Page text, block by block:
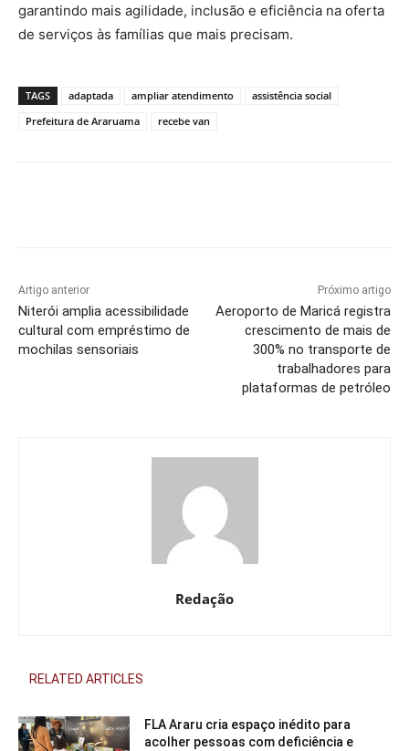
garantindo mais agilidade, inclusão e eficiência na oferta
de serviços às famílias que mais precisam.
TAGS adaptada ampliar atendimento
assistência social
Prefeitura de Araruama
recebe van
Artigo anterior
Niterói amplia acessibilidade
cultural com empréstimo de
mochilas sensoriais
Próximo artigo
Aeroporto de Maricá registra
crescimento de mais de
300% no transporte de
trabalhadores para
plataformas de petróleo
Redação
RELATED ARTICLES
FLA Araru cria espaço inédito para
acolher pessoas com deficiência e